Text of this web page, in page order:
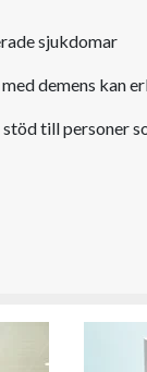
sjukdomar
demens kan
till personer